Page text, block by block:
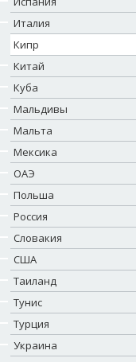
Италия
Кипр
Китай
Куба
Мальдивы
Мальта
Мексика
ОАЭ
Польша
Россия
Словакия
США
Таиланд
Тунис
Турция
Украина